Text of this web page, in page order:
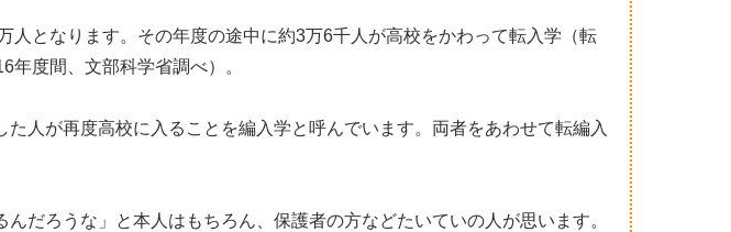
となります。その年度の途中に約3万6千人が高校をかわって転入学（転
度間、文部科学省調べ）。
人が再度高校に入ることを編入学と呼んでいます。両者をあわせて転編入
だろうな」と本人はもちろん、保護者の方などたいていの人が思います。